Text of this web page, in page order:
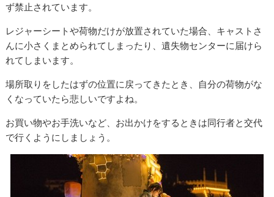
ず禁止されています。
レジャーシートや荷物だけが放置されていた場合、キャストさ
んに小さくまとめられてしまったり、遺失物センターに届けら
れてしまいます。
場所取りをしたはずの位置に戻ってきたとき、自分の荷物がな
くなっていたら悲しいですよね。
お買い物やお手洗いなど、お出かけをするときは同行者と交代
で行くようにしましょう。